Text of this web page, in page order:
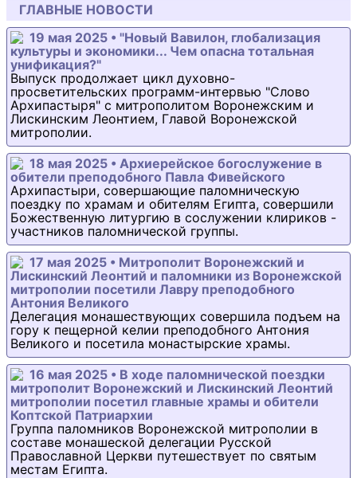
ГЛАВНЫЕ НОВОСТИ
19 мая 2025 • "Новый Вавилон, глобализация
культуры и экономики... Чем опасна тотальная
унификация?"
Выпуск продолжает цикл духовно-
просветительских программ-интервью "Слово
Архипастыря" с митрополитом Воронежским и
Лискинским Леонтием, Главой Воронежской
митрополии.
18 мая 2025 • Архиерейское богослужение в
обители преподобного Павла Фивейского
Архипастыри, совершающие паломническую
поездку по храмам и обителям Египта, совершили
Божественную литургию в сослужении клириков -
участников паломнической группы.
17 мая 2025 • Митрополит Воронежский и
Лискинский Леонтий и паломники из Воронежской
митрополии посетили Лавру преподобного
Антония Великого
Делегация монашествующих совершила подъем на
гору к пещерной келии преподобного Антония
Великого и посетила монастырские храмы.
16 мая 2025 • В ходе паломнической поездки
митрополит Воронежский и Лискинский Леонтий
митрополии посетил главные храмы и обители
Коптской Патриархии
Группа паломников Воронежской митрополии в
составе монашеской делегации Русской
Православной Церкви путешествует по святым
местам Египта.